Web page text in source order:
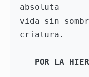
absoluta
vida sin
criatura.
POR LA